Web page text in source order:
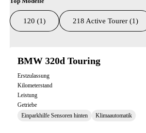
120 (1) 218 Active Tourer (1)
BMW 320d Touring
Erstzulassung
Kilometerstand
Leistung
Getriebe
Einparkhilfe Sensoren hinten
Klimaautomatik